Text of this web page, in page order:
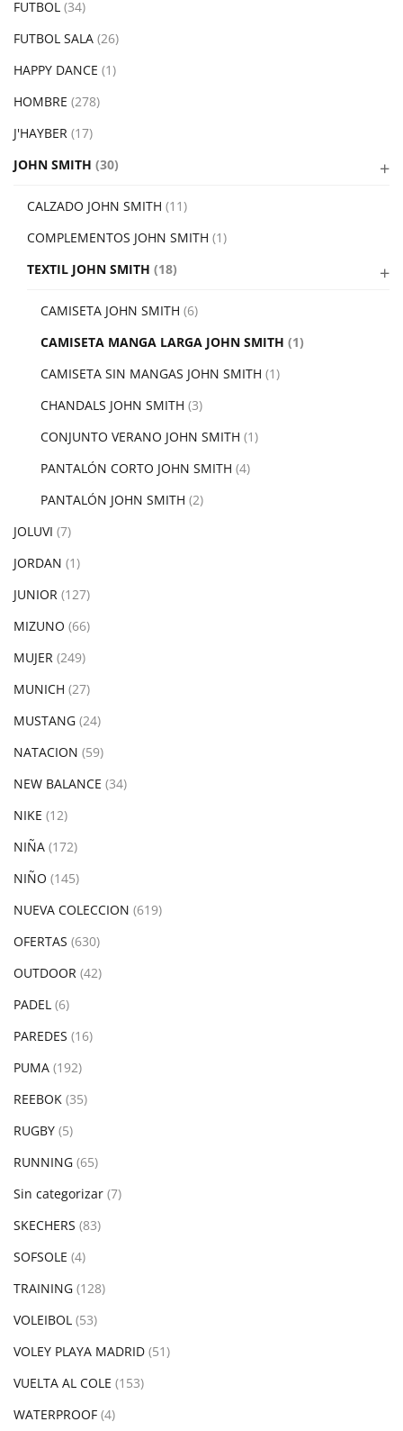
FUTBOL (34)
FUTBOL SALA (26)
HAPPY DANCE (1)
HOMBRE (278)
J'HAYBER (17)
JOHN SMITH (30)
CALZADO JOHN SMITH (11)
COMPLEMENTOS JOHN SMITH (1)
TEXTIL JOHN SMITH (18)
CAMISETA JOHN SMITH (6)
CAMISETA MANGA LARGA JOHN SMITH (1)
CAMISETA SIN MANGAS JOHN SMITH (1)
CHANDALS JOHN SMITH (3)
CONJUNTO VERANO JOHN SMITH (1)
PANTALÓN CORTO JOHN SMITH (4)
PANTALÓN JOHN SMITH (2)
JOLUVI (7)
JORDAN (1)
JUNIOR (127)
MIZUNO (66)
MUJER (249)
MUNICH (27)
MUSTANG (24)
NATACION (59)
NEW BALANCE (34)
NIKE (12)
NIÑA (172)
NIÑO (145)
NUEVA COLECCION (619)
OFERTAS (630)
OUTDOOR (42)
PADEL (6)
PAREDES (16)
PUMA (192)
REEBOK (35)
RUGBY (5)
RUNNING (65)
Sin categorizar (7)
SKECHERS (83)
SOFSOLE (4)
TRAINING (128)
VOLEIBOL (53)
VOLEY PLAYA MADRID (51)
VUELTA AL COLE (153)
WATERPROOF (4)